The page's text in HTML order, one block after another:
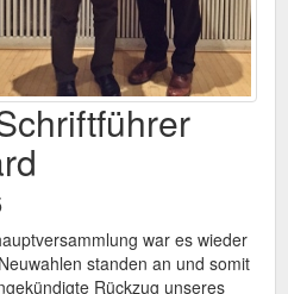
war es wieder
standen an und somit
Rückzug unseres